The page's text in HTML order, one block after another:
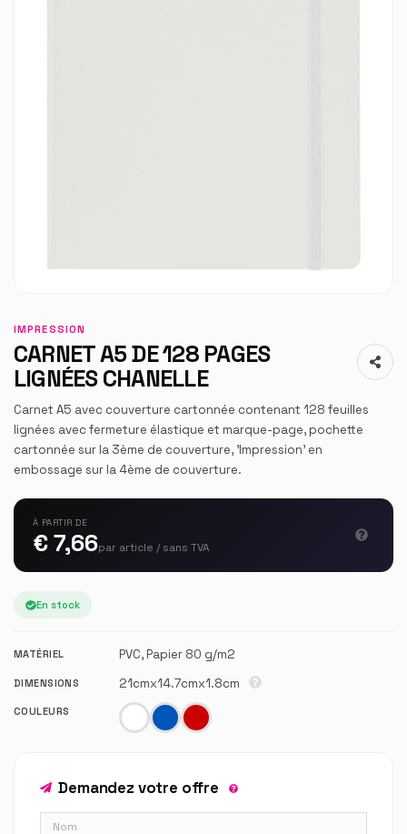
IMPRESSION
CARNET A5 DE 128 PAGES
LIGNÉES CHANELLE
Carnet A5 avec couverture cartonnée contenant 128 feuilles
lignées avec fermeture élastique et marque-page, pochette
cartonnée sur la 3ème de couverture, 'Impression' en
embossage sur la 4ème de couverture.
À PARTIR DE
€ 7,66par article / sans TVA
En stock
MATÉRIEL PVC, Papier 80 g/m2
DIMENSIONS 21cmx14.7cmx1.8cm
COULEURS
Demandez votre offre